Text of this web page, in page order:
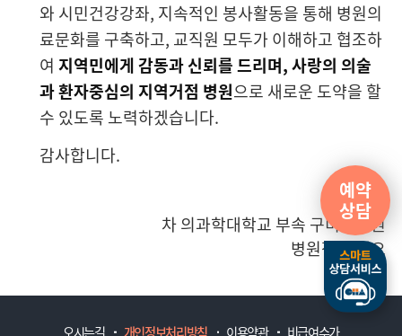
와 시민건강강좌, 지속적인 봉사활동을 통해 병원의
료문화를 구축하고, 교직원 모두가 이해하고 협조하
여 지역민에게 감동과 신뢰를 드리며, 사랑의 의술
과 환자중심의 지역거점 병원으로 새로운 도약을 할
수 있도록 노력하겠습니다.
감사합니다.
차 의과학대학교 부속 구미차병원
병원장 김재오
예약
상담